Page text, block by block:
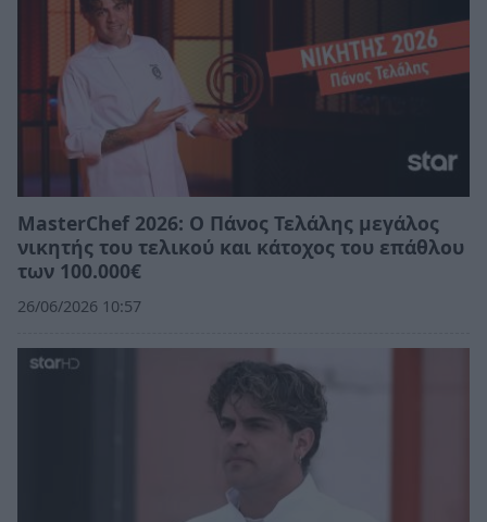
MasterChef 2026: Ο Πάνος Τελάλης μεγάλος
νικητής του τελικού και κάτοχος του επάθλου
των 100.000€
26/06/2026 10:57